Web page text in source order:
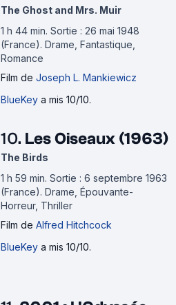
The Ghost and Mrs. Muir
1 h 44 min. Sortie : 26 mai 1948
(France). Drame, Fantastique,
Romance
Film de Joseph L. Mankiewicz
BlueKey a mis 10/10.
10. Les Oiseaux (1963)
The Birds
1 h 59 min. Sortie : 6 septembre 1963
(France). Drame, Épouvante-
Horreur, Thriller
Film de Alfred Hitchcock
BlueKey a mis 10/10.